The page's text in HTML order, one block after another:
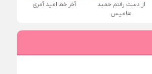
از دست رفتم حمید
هامیس
آخر خط امید آمری